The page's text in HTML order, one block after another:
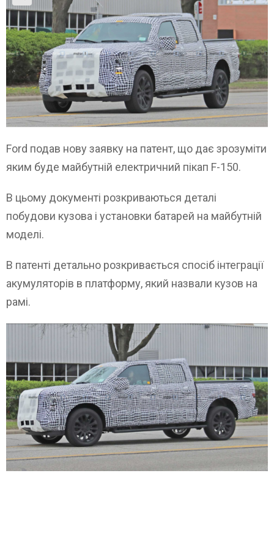
Ford подав нову заявку на патент, що дає зрозуміти
яким буде майбутній електричний пікап F-150.
В цьому документі розкриваються деталі
побудови кузова і установки батарей на майбутній
моделі.
В патенті детально розкривається спосіб інтеграції
акумуляторів в платформу, який назвали кузов на
рамі.